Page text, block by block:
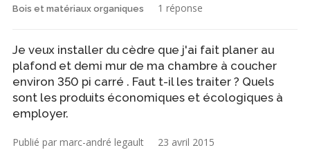
Bois et matériaux organiques 1 réponse
Je veux installer du cèdre que j'ai fait planer au
plafond et demi mur de ma chambre à coucher
environ 350 pi carré . Faut t-il les traiter ? Quels
sont les produits économiques et écologiques à
employer.
Publié par marc-andré legault 23 avril 2015